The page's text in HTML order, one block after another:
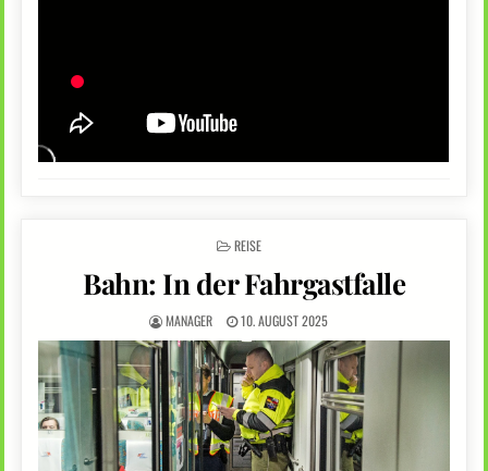
POSTED
REISE
Bahn: In der Fahrgastfalle
MANAGER 10. AUGUST 2025